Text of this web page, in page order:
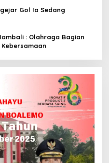
Gol Ia Sedang
: Olahraga Bagian